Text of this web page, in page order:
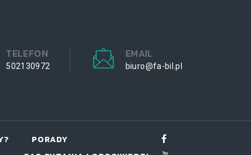
TELEFON
502130972
EMAIL
biuro@fa-bil.pl
PORADY